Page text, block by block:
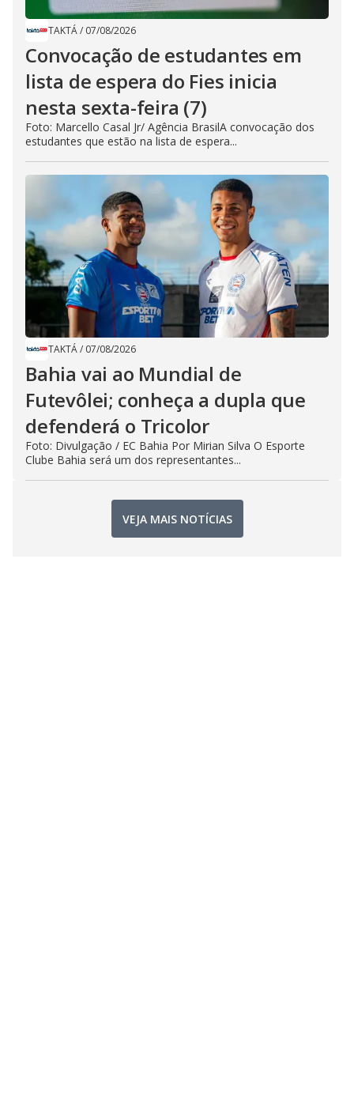
TAKTÁ/ 07/08/2026
Convocação de estudantes em
lista de espera do Fies inicia
nesta sexta-feira (7)
Foto: Marcello Casal Jr/ Agência BrasilA convocação dos
estudantes que estão na lista de espera...
TAKTÁ/ 07/08/2026
Bahia vai ao Mundial de
Futevôlei; conheça a dupla que
defenderá o Tricolor
Foto: Divulgação / EC Bahia Por Mirian Silva O Esporte
Clube Bahia será um dos representantes...
VEJA MAIS NOTÍCIAS